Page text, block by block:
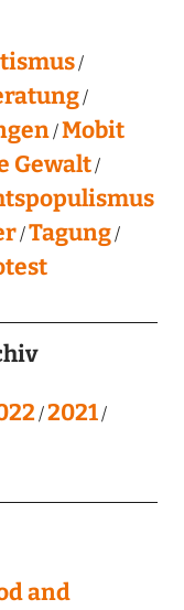
Mobit
Gewalt
Tagung
2021
and